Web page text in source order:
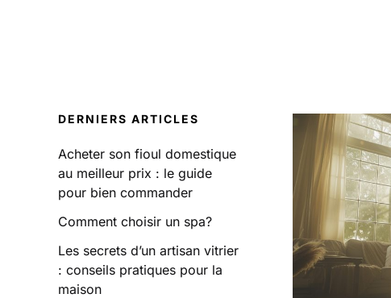
DERNIERS ARTICLES
Acheter son fioul domestique
au meilleur prix : le guide
pour bien commander
Comment choisir un spa?
Les secrets d’un artisan vitrier
: conseils pratiques pour la
maison